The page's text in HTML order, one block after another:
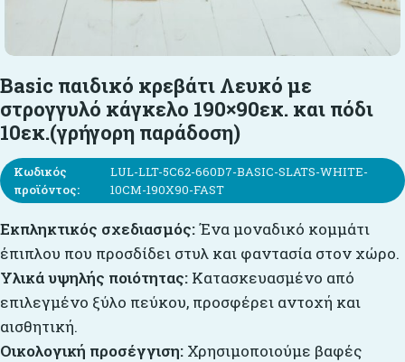
Basic παιδικό κρεβάτι Λευκό με
στρογγυλό κάγκελο 190×90εκ. και πόδι
10εκ.(γρήγορη παράδοση)
Κωδικός
προϊόντος:
LUL-LLT-5C62-660D7-BASIC-SLATS-WHITE-
10CM-190X90-FAST
Εκπληκτικός σχεδιασμός:Ένα μοναδικό κομμάτι
έπιπλου που προσδίδει στυλ και φαντασία στον χώρο.
Υλικά υψηλής ποιότητας: Κατασκευασμένο από
επιλεγμένο ξύλο πεύκου, προσφέρει αντοχή και
αισθητική.
Οικολογική προσέγγιση: Χρησιμοποιούμε βαφές